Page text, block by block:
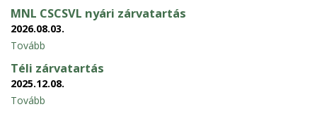
MNL CSCSVL nyári zárvatartás
2026.08.03.
Tovább
Téli zárvatartás
2025.12.08.
Tovább